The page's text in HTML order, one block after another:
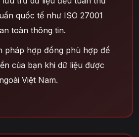
quốc tế như ISO 27001
toàn thông tin.
pháp hợp đồng phù hợp để
của bạn khi dữ liệu được
Việt Nam.